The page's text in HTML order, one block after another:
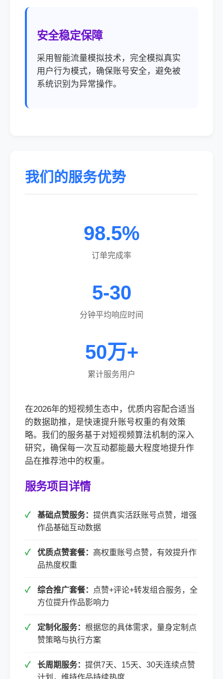
安全稳定保障
采用智能流量模拟技术，完全模拟真实
用户行为模式，确保账号安全，避免被
系统识别为异常操作。
我们的服务优势
98.5%
订单完成率
5-30
分钟平均响应时间
50万+
累计服务用户
在2026年的短视频生态中，优质内容配合适当
的数据助推，是快速提升账号权重的有效策
略。我们的服务基于对短视频算法机制的深入
研究，确保每一次互动都能最大程度地提升作
品在推荐池中的权重。
服务项目详情
基础点赞服务： 提供真实活跃账号点赞，增强
作品基础互动数据
优质点赞套餐： 高权重账号点赞，有效提升作
品热度权重
综合推广套餐：
点赞+评论+转发组合服务，全
方位提升作品影响力
定制化服务： 根据您的具体需求，量身定制点
赞策略与执行方案
长周期服务： 提供7天、15天、30天连续点赞
计划，维持作品持续热度